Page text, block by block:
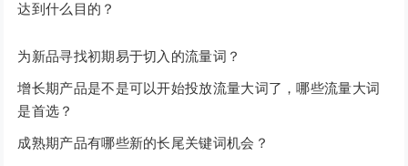
达到什么目的？
为新品寻找初期易于切入的流量词？
增长期产品是不是可以开始投放流量大词了，哪些流量大词
是首选？
成熟期产品有哪些新的长尾关键词机会？